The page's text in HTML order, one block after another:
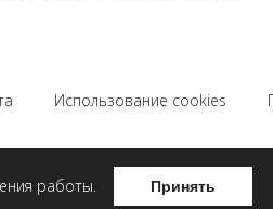
Использование cookies
Яндекс.Метрики
работы.
Принять